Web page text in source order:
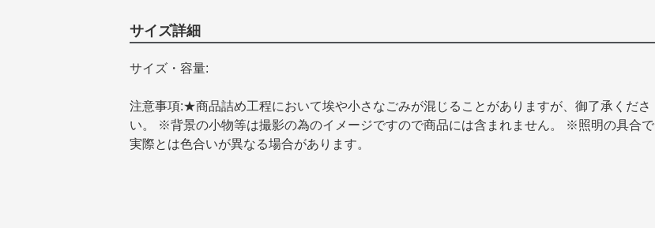
サイズ詳細
サイズ・容量:
注意事項:★商品詰め工程において埃や小さなごみが混じることがありますが、御了承くださ
い。 ※背景の小物等は撮影の為のイメージですので商品には含まれません。 ※照明の具合で
実際とは色合いが異なる場合があります。